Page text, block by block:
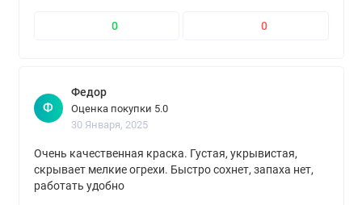
0 0
Ф
Федор
Оценка покупки 5.0
30 Января, 2025
Очень качественная краска. Густая, укрывистая,
скрывает мелкие огрехи. Быстро сохнет, запаха нет,
работать удобно